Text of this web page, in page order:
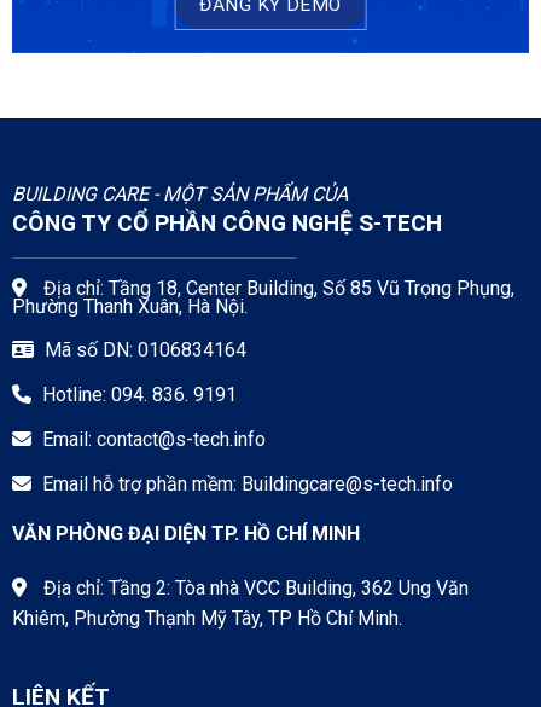
ĐĂNG KÝ DEMO
BUILDING CARE - MỘT SẢN PHẨM CỦA
CÔNG TY CỔ PHẦN CÔNG NGHỆ S-TECH
Địa chỉ: Tầng 18, Center Building, Số 85 Vũ Trọng Phụng,
Phường Thanh Xuân, Hà Nội.
Mã số DN: 0106834164
Hotline: 094. 836. 9191
Email: contact@s-tech.info
Email hỗ trợ phần mềm: Buildingcare@s-tech.info
VĂN PHÒNG ĐẠI DIỆN TP. HỒ CHÍ MINH
Địa chỉ: Tầng 2: Tòa nhà VCC Building, 362 Ung Văn
Khiêm, Phường Thạnh Mỹ Tây, TP Hồ Chí Minh.
LIÊN KẾT